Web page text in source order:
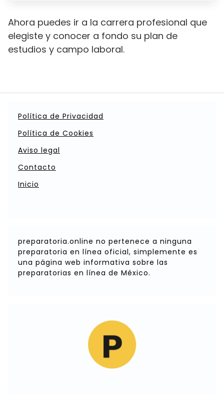
Ahora puedes ir a la carrera profesional que
elegiste y conocer a fondo su plan de
estudios y campo laboral.
Política de Privacidad
Política de Cookies
Aviso legal
Contacto
Inicio
preparatoria.online no pertenece a ninguna
preparatoria en línea oficial, simplemente es
una página web informativa sobre las
preparatorias en línea de México.